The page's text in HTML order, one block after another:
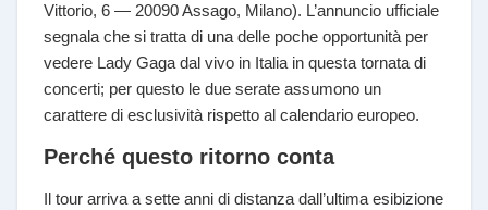
Vittorio, 6 — 20090 Assago, Milano). L’annuncio ufficiale
segnala che si tratta di una delle poche opportunità per
vedere Lady Gaga dal vivo in Italia in questa tornata di
concerti; per questo le due serate assumono un
carattere di esclusività rispetto al calendario europeo.
Perché questo ritorno conta
Il tour arriva a sette anni di distanza dall’ultima esibizione